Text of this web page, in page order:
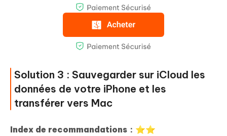
Solution 3 : Sauvegarder sur iCloud les
données de votre iPhone et les
transférer vers Mac
Index de recommandations：⭐⭐